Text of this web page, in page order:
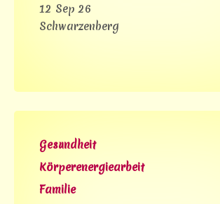
12 Sep 26
Schwarzenberg
Gesundheit
Körperenergiearbeit
Familie